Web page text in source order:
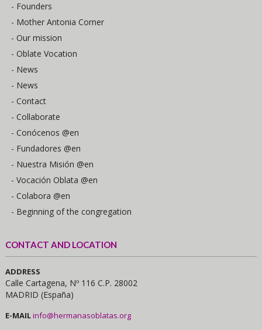
- Founders
- Mother Antonia Corner
- Our mission
- Oblate Vocation
- News
- News
- Contact
- Collaborate
- Conócenos @en
- Fundadores @en
- Nuestra Misión @en
- Vocación Oblata @en
- Colabora @en
- Beginning of the congregation
CONTACT AND LOCATION
ADDRESS
Calle Cartagena, Nº 116 C.P. 28002
MADRID (España)
E-MAILinfo@hermanasoblatas.org